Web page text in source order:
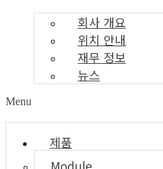
회사 개요
위치 안내
재무 정보
뉴스
Menu
제품